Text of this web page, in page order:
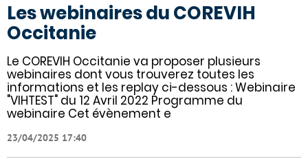
Les webinaires du COREVIH
Occitanie
Le COREVIH Occitanie va proposer plusieurs
webinaires dont vous trouverez toutes les
informations et les replay ci-dessous : Webinaire
"VIHTEST" du 12 Avril 2022 Programme du
webinaire Cet évènement e
23/04/2025 17:40